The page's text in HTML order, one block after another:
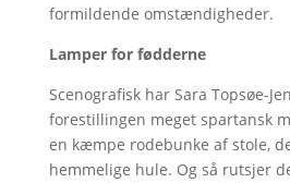
formildende omstændigheder.
Lamper for fødderne
Scenografisk har Sara Topsøe-
forestillingen meget spartansk
en kæmpe rodebunke af stole,
hemmelige hule. Og så rutsjer